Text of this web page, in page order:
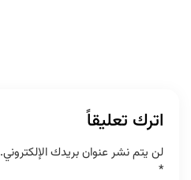
اترك تعليقاً
لن يتم نشر عنوان بريدك الإلكتروني.
*